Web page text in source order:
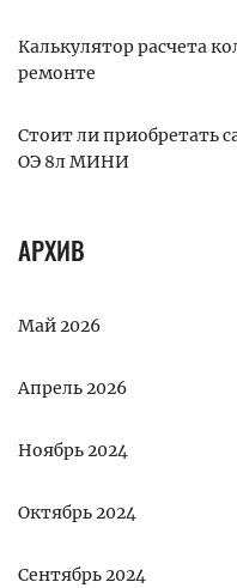
Калькулятор расчета
ремонте
Стоит ли приобретать
ОЭ 8л МИНИ
АРХИВ
Май 2026
Апрель 2026
Ноябрь 2024
Октябрь 2024
Сентябрь 2024